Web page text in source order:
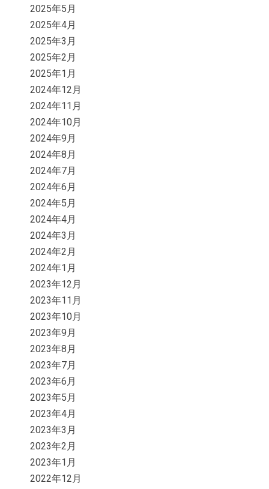
2025年5月
2025年4月
2025年3月
2025年2月
2025年1月
2024年12月
2024年11月
2024年10月
2024年9月
2024年8月
2024年7月
2024年6月
2024年5月
2024年4月
2024年3月
2024年2月
2024年1月
2023年12月
2023年11月
2023年10月
2023年9月
2023年8月
2023年7月
2023年6月
2023年5月
2023年4月
2023年3月
2023年2月
2023年1月
2022年12月